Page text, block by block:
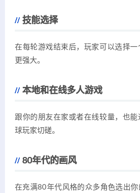
技能选择
在每轮游戏结束后，玩家可以选择
更强大。
本地和在线多人游戏
跟你的朋友在家或者在线较量，也
球玩家切磋。
80年代的画风
在充满80年代风格的众多角色选出